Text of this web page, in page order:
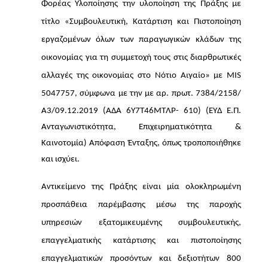
Φορέας Υλοποίησης την υλοποίηση της Πράξης με
τίτλο «Συμβουλευτική, Κατάρτιση και Πιστοποίηση
εργαζομένων όλων των παραγωγικών κλάδων της
οικονομίας για τη συμμετοχή τους στις διαρθρωτικές
αλλαγές της οικονομίας στο Νότιο Αιγαίο» με MIS
5047757, σύμφωνα με την με αρ. πρωτ. 7384/2158/
Α3/09.12.2019 (ΑΔΑ 6Y7T46MTΛΡ- 610) (ΕΥΔ Ε.Π.
Ανταγωνιστικότητα, Επιχειρηματικότητα &
Καινοτομία) Απόφαση Ένταξης, όπως τροποποιήθηκε
και ισχύει.
Αντικείμενο της Πράξης είναι μία ολοκληρωμένη
προσπάθεια παρέμβασης μέσω της παροχής
υπηρεσιών εξατομικευμένης συμβουλευτικής,
επαγγελματικής κατάρτισης και πιστοποίησης
επαγγελματικών προσόντων και δεξιοτήτων 800